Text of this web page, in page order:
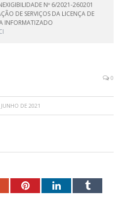
Nº 6/2021-260201
DE SERVIÇOS DA LICENÇA DE
INFORMATIZADO
0
DE 2021
PinterestLinkedInTumblr